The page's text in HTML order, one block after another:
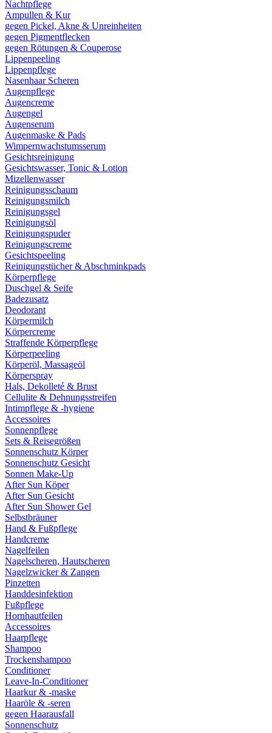
Nachtpflege
Ampullen & Kur
gegen Pickel, Akne & Unreinheiten
gegen Pigmentflecken
gegen Rötungen & Couperose
Lippenpeeling
Lippenpflege
Nasenhaar Scheren
Augenpflege
Augencreme
Augengel
Augenserum
Augenmaske & Pads
Wimpernwachstumsserum
Gesichtsreinigung
Gesichtswasser, Tonic & Lotion
Mizellenwasser
Reinigungsschaum
Reinigungsmilch
Reinigungsgel
Reinigungsöl
Reinigungspuder
Reinigungscreme
Gesichtspeeling
Reinigungstücher & Abschminkpads
Körperpflege
Duschgel & Seife
Badezusatz
Deodorant
Körpermilch
Körpercreme
Straffende Körperpflege
Körperpeeling
Körperöl, Massageöl
Körperspray
Hals, Dekolleté & Brust
Cellulite & Dehnungsstreifen
Intimpflege & -hygiene
Accessoires
Sonnenpflege
Sets & Reisegrößen
Sonnenschutz Körper
Sonnenschutz Gesicht
Sonnen Make-Up
After Sun Köper
After Sun Gesicht
After Sun Shower Gel
Selbstbräuner
Hand & Fußpflege
Handcreme
Nagelfeilen
Nagelscheren, Hautscheren
Nagelzwicker & Zangen
Pinzetten
Handdesinfektion
Fußpflege
Hornhautfeilen
Accessoires
Haarpflege
Shampoo
Trockenshampoo
Conditioner
Leave-In-Conditioner
Haarkur & -maske
Haaröle & -seren
gegen Haarausfall
Sonnenschutz